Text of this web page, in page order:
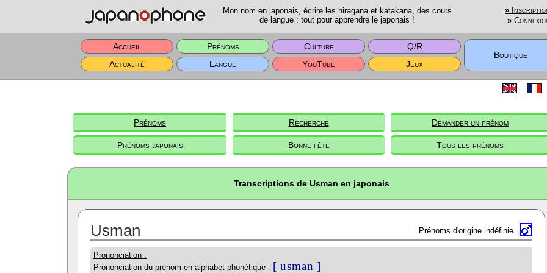
Mon nom en japonais, écrire les hiragana et katakana, des cours
de langue : tout pour apprendre le japonais !
»
»
Accueil Prénoms Culture
Q/R
Boutique
Actualité
Langue YouTube Jeux
Prénoms Recherche Demander un prénom
Prénoms japonais Bonne fête Tous les prénoms
Transcriptions de Usman en japonais
Usman Prénoms d'origine indéfinie
Prononciation :
Prononciation du prénom en alphabet phonétique : [ usman ]